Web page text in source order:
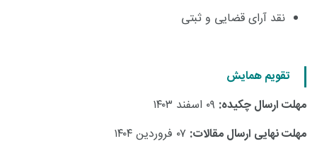
نقد آرای قضایی و ثبتی
تقویم همایش
مهلت ارسال چکیده: ۰۹ اسفند ۱۴۰۳
مهلت نهایی ارسال مقالات: ۰۷ فروردین ۱۴۰۴